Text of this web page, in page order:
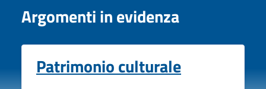
Argomenti in evidenza
Patrimonio culturale